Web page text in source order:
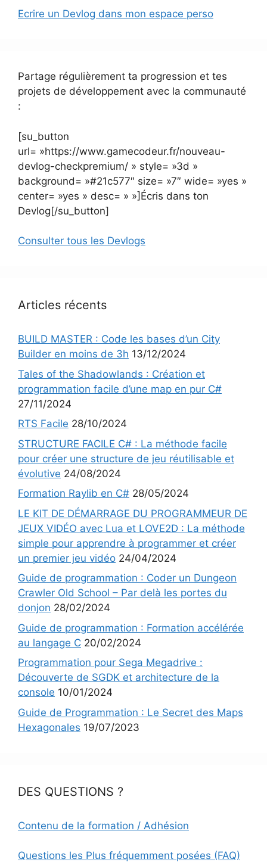
Ecrire un Devlog dans mon espace perso
Partage régulièrement ta progression et tes
projets de développement avec la communauté
:
[su_button
url= »https://www.gamecodeur.fr/nouveau-
devlog-checkpremium/ » style= »3d »
background= »#21c577″ size= »7″ wide= »yes »
center= »yes » desc= » »]Écris dans ton
Devlog[/su_button]
Consulter tous les Devlogs
Articles récents
BUILD MASTER : Code les bases d’un City
Builder en moins de 3h 13/12/2024
Tales of the Shadowlands : Création et
programmation facile d’une map en pur C#
27/11/2024
RTS Facile 28/10/2024
STRUCTURE FACILE C# : La méthode facile
pour créer une structure de jeu réutilisable et
évolutive 24/08/2024
Formation Raylib en C# 28/05/2024
LE KIT DE DÉMARRAGE DU PROGRAMMEUR DE
JEUX VIDÉO avec Lua et LOVE2D : La méthode
simple pour apprendre à programmer et créer
un premier jeu vidéo 24/04/2024
Guide de programmation : Coder un Dungeon
Crawler Old School – Par delà les portes du
donjon 28/02/2024
Guide de programmation : Formation accélérée
au langage C 20/02/2024
Programmation pour Sega Megadrive :
Découverte de SGDK et architecture de la
console 10/01/2024
Guide de Programmation : Le Secret des Maps
Hexagonales 19/07/2023
DES QUESTIONS ?
Contenu de la formation / Adhésion
Questions les Plus fréquemment posées (FAQ)